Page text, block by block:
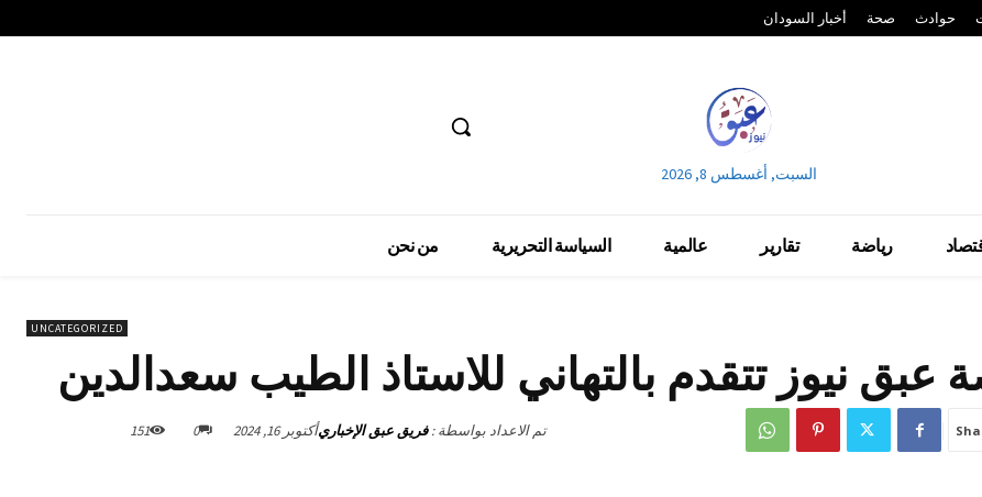
أخبار السودان صحة حوادث
السبت, أغسطس 8, 2026
رياضة تقارير عالمية السياسة التحريرية من نحن
UNCATEGORIZED
عبق نيوز تتقدم بالتهاني للاستاذ الطيب سعدالدين
تم الاعداد بواسطة : فريق عبق الإخباريأكتوبر 16, 2024 0
151